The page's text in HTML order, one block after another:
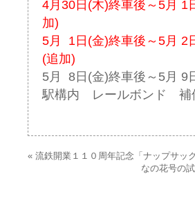
4月30日(木)終車後～5月
加)
5月 1日(金)終車後～5月
(追加)
5月 8日(金)終車後～5月
駅構内 レールボンド 補
« 流鉄開業１１０周年記念「ナップサッ
なの花号の